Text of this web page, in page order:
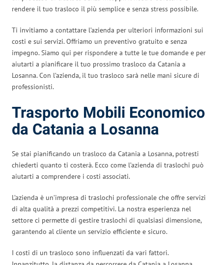
rendere il tuo trasloco il più semplice e senza stress possibile.
Ti invitiamo a contattare l’azienda per ulteriori informazioni sui
costi e sui servizi. Offriamo un preventivo gratuito e senza
impegno. Siamo qui per rispondere a tutte le tue domande e per
aiutarti a pianificare il tuo prossimo trasloco da Catania a
Losanna. Con l’azienda, il tuo trasloco sarà nelle mani sicure di
professionisti.
Trasporto Mobili Economico
da Catania a Losanna
Se stai pianificando un trasloco da Catania a Losanna, potresti
chiederti quanto ti costerà. Ecco come l’azienda di traslochi può
aiutarti a comprendere i costi associati.
L’azienda è un’impresa di traslochi professionale che offre servizi
di alta qualità a prezzi competitivi. La nostra esperienza nel
settore ci permette di gestire traslochi di qualsiasi dimensione,
garantendo al cliente un servizio efficiente e sicuro.
I costi di un trasloco sono influenzati da vari fattori.